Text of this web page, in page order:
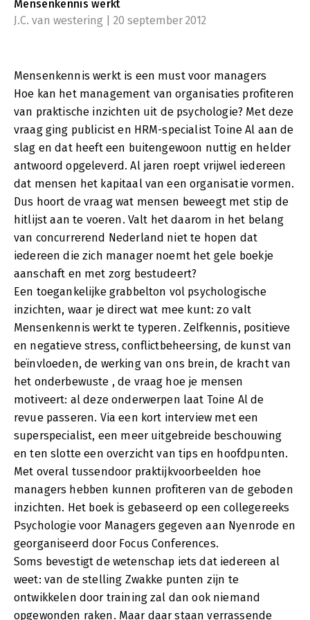
Gebaseerd op de succesvolle collegereeks Psychologie voor
Managers van Focus Conferences.
Mensenkennis werkt
J.C. van westering | 20 september 2012
Mensenkennis werkt is een must voor managers
Hoe kan het management van organisaties profiteren
van praktische inzichten uit de psychologie? Met deze
vraag ging publicist en HRM-specialist Toine Al aan de
slag en dat heeft een buitengewoon nuttig en helder
antwoord opgeleverd. Al jaren roept vrijwel iedereen
dat mensen het kapitaal van een organisatie vormen.
Dus hoort de vraag wat mensen beweegt met stip de
hitlijst aan te voeren. Valt het daarom in het belang
van concurrerend Nederland niet te hopen dat
iedereen die zich manager noemt het gele boekje
aanschaft en met zorg bestudeert?
Een toegankelijke grabbelton vol psychologische
inzichten, waar je direct wat mee kunt: zo valt
Mensenkennis werkt te typeren. Zelfkennis, positieve
en negatieve stress, conflictbeheersing, de kunst van
beïnvloeden, de werking van ons brein, de kracht van
het onderbewuste , de vraag hoe je mensen
motiveert: al deze onderwerpen laat Toine Al de
revue passeren. Via een kort interview met een
superspecialist, een meer uitgebreide beschouwing
en ten slotte een overzicht van tips en hoofdpunten.
Met overal tussendoor praktijkvoorbeelden hoe
managers hebben kunnen profiteren van de geboden
inzichten. Het boek is gebaseerd op een collegereeks
Psychologie voor Managers gegeven aan Nyenrode en
georganiseerd door Focus Conferences.
Soms bevestigt de wetenschap iets dat iedereen al
weet: van de stelling Zwakke punten zijn te
ontwikkelen door training zal dan ook niemand
opgewonden raken. Maar daar staan verrassende